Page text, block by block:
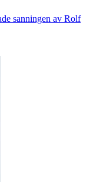
sanningen av Rolf